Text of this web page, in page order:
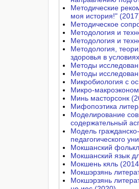
Методические
моя история!"
Методическое
Методология и
Методология и
Методология,
здоровья в
Методы
Методы
Микробиология с
Микро-
Минь масторсонк
Мифопоэтика
Моделирование
содержательный
Модель
педагогического
Мокшанский
Мокшанский язык
Мокшень кяль
Мокшэрзянь
Мокшэрзянь